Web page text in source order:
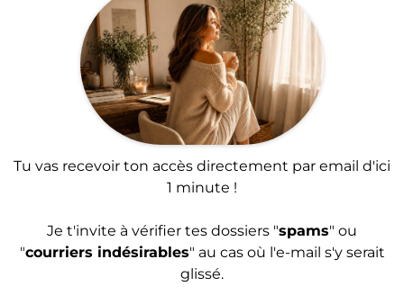
Tu vas recevoir ton accès directement par email d'ici
1 minute !
Je t'invite à vérifier tes dossiers "spams" ou
"courriers indésirables" au cas où l'e-mail s'y serait
glissé.